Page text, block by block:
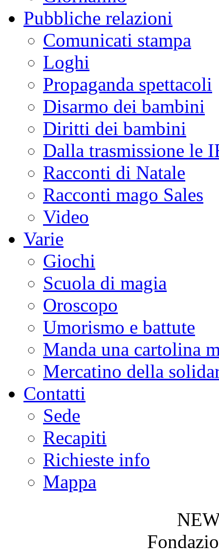
Pubbliche relazioni
Comunicati stampa
Loghi
Propaganda spettacoli
Disarmo dei bambini
Diritti dei bambini
Dalla trasmissione le
Racconti di Natale
Racconti mago Sales
Video
Varie
Giochi
Scuola di magia
Oroscopo
Umorismo e battute
Manda una cartolina
Mercatino della
Contatti
Sede
Recapiti
Richieste info
Mappa